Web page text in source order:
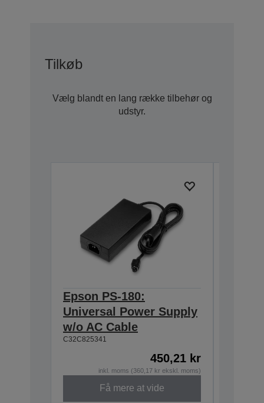
Tilkøb
Vælg blandt en lang række tilbehør og
udstyr.
Epson PS-180:
Universal Power Supply
w/o AC Cable
C32C825341
450,21 kr
inkl. moms (360,17 kr ekskl. moms)
Få mere at vide